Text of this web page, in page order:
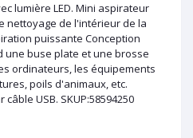
lumière LED. Mini aspirateur
nettoyage de l'intérieur de la
puissante Conception
une buse plate et une brosse
ordinateurs, les équipements
poils d'animaux, etc.
USB. SKUP:58594250